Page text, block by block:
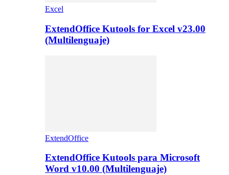
Excel
ExtendOffice Kutools for Excel v23.00
(Multilenguaje)
ExtendOffice
ExtendOffice Kutools para Microsoft
Word v10.00 (Multilenguaje)